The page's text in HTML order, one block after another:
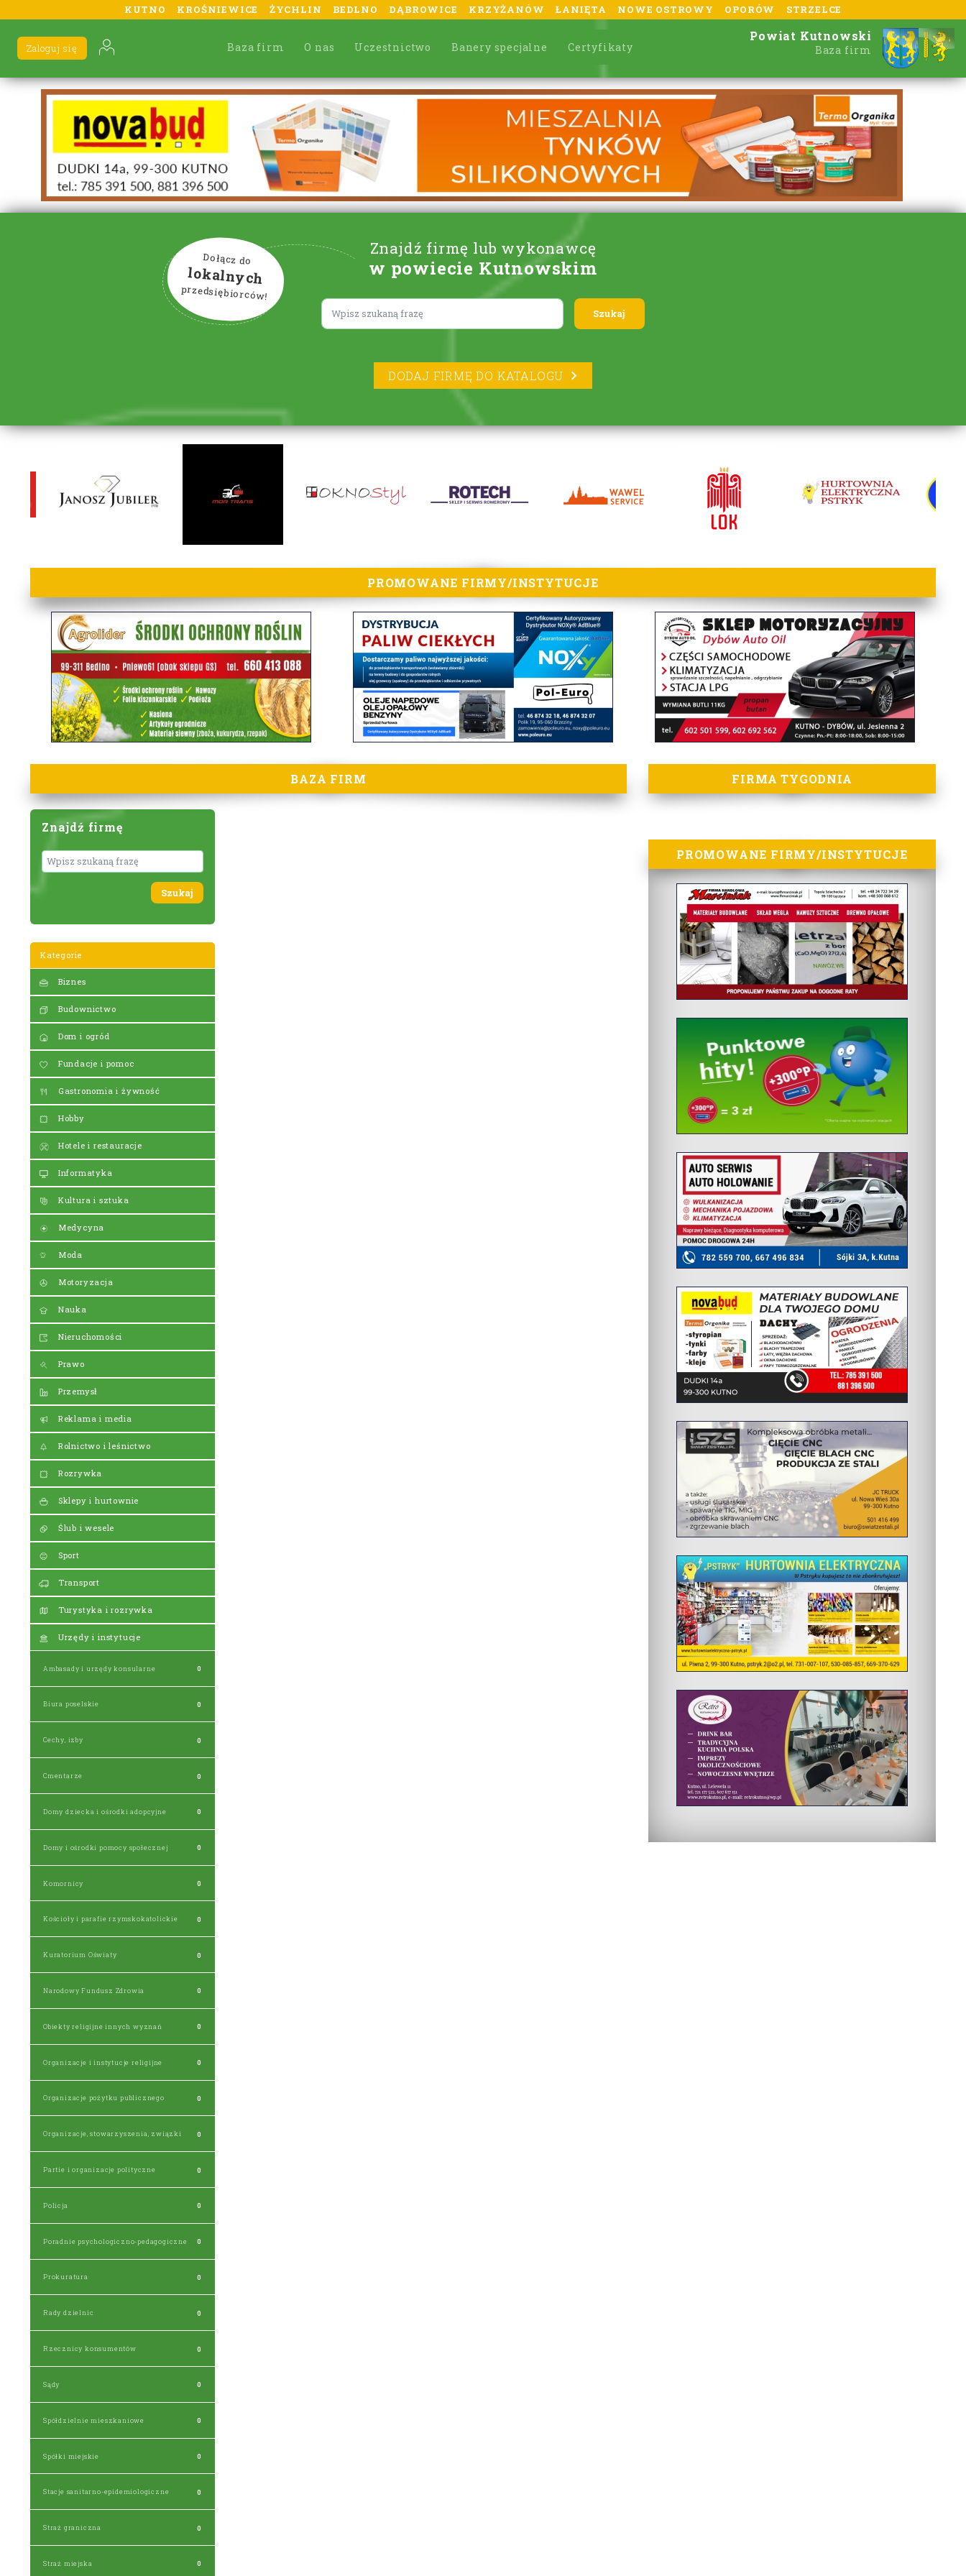
KUTNO KROŚNIEWICE ŻYCHLIN BEDLNO DĄBROWICE KRZYŻANÓW ŁANIĘTA NOWE OSTROWY OPORÓW STRZELCE
Baza firm O nas Uczestnictwo Banery specjalne Certyfikaty
Zaloguj się
Powiat Kutnowski
Baza firm
Znajdź firmę lub wykonawcę
w powiecie Kutnowskim
Dołącz do
lokalnych
przedsiębiorców!
Lorem ipsum
DODAJ FIRMĘ DO KATALOGU
lorem ipsum
PROMOWANE FIRMY/INSTYTUCJE
BAZA FIRM
Znajdź firmę
Wyszukaj
Kategorie
Biznes
Budownictwo
Dom i ogród
Fundacje i pomoc
Gastronomia i żywność
Hobby
Hotele i restauracje
Informatyka
Kultura i sztuka
Medycyna
Moda
Motoryzacja
Nauka
Nieruchomości
Prawo
Przemysł
Reklama i media
Rolnictwo i leśnictwo
Rozrywka
Sklepy i hurtownie
Ślub i wesele
Sport
Transport
Turystyka i rozrywka
Urzędy i instytucje
Ambasady i urzędy konsularne 0
Biura poselskie 0
Cechy, izby 0
Cmentarze 0
Domy dziecka i ośrodki adopcyjne 0
Domy i ośrodki pomocy społecznej 0
Komornicy 0
Kościoły i parafie rzymskokatolickie 0
Kuratorium Oświaty 0
Narodowy Fundusz Zdrowia 0
Obiekty religijne innych wyznań 0
Organizacje i instytucje religijne 0
Organizacje pożytku publicznego 0
Organizacje, stowarzyszenia, związki 0
Partie i organizacje polityczne 0
Policja 0
Poradnie psychologiczno-pedagogiczne 0
Prokuratura 0
Rady dzielnic 0
Rzecznicy konsumentów 0
Sądy 0
Spółdzielnie mieszkaniowe 0
Spółki miejskie 0
Stacje sanitarno-epidemiologiczne 0
Straż graniczna 0
Straż miejska 0
FIRMA TYGODNIA
PROMOWANE FIRMY/INSTYTUCJE